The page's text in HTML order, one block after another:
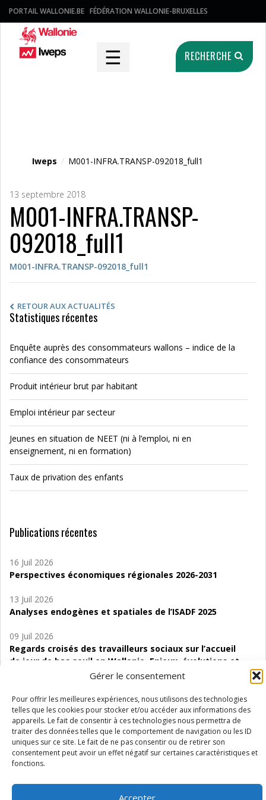
Gérer le consentement
Pour offrir les meilleures expériences, nous utilisons des technologies
telles que les cookies pour stocker et/ou accéder aux informations des
appareils. Le fait de consentir à ces technologies nous permettra de
traiter des données telles que le comportement de navigation ou les ID
uniques sur ce site. Le fait de ne pas consentir ou de retirer son
consentement peut avoir un effet négatif sur certaines caractéristiques et
fonctions.
Accepter
PORTAIL WALLONIE.BE FÉDÉRATION WALLONIE-BRUXELLES
☰ RECHERCHE
Iweps / M001-INFRA.TRANSP-092018_full1
13 septembre 2018
M001-INFRA.TRANSP-
092018_full1
M001-INFRA.TRANSP-092018_full1
RETOUR AUX ACTUALITÉS
Statistiques récentes
Enquête auprès des consommateurs wallons – indice de la
confiance des consommateurs
Produit intérieur brut par habitant
Emploi intérieur par secteur
Jeunes en situation de NEET (ni à l’emploi, ni en
enseignement, ni en formation)
Taux de privation des enfants
Publications récentes
16 Juil 2026
Perspectives économiques régionales 2026-2031
13 Juil 2026
Analyses endogènes et spatiales de l’ISADF 2025
09 Juil 2026
Regards croisés des travailleurs sociaux sur l’accueil
de jour de bas seuil en Wallonie. Enjeux, évolutions et
06 Juil 2026
Étude d’évaluabilité des Structures
d’accompagnement à l’autocréation d’emploi (SAACE)
01 Juil 2026
Pénurie du personnel infirmier :quels indicateurs
Wallonie ?